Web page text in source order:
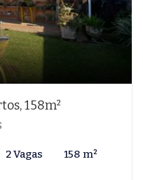
158m²
2 Vagas 158 m²